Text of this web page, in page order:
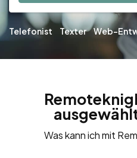
Telefonist Texter Web-
Was kann ich mit